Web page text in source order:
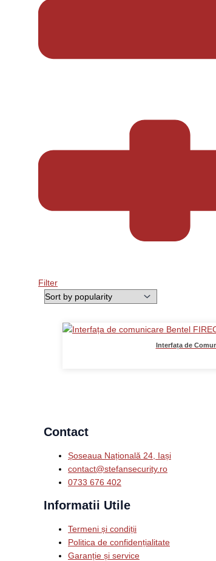
Filter
Interfața de
Contact
Șoseaua Națională 24, Iași
contact@stefansecurity.ro
0733 676 402
Informatii Utile
Termeni și condiții
Politica de confidențialitate
Garanție și service